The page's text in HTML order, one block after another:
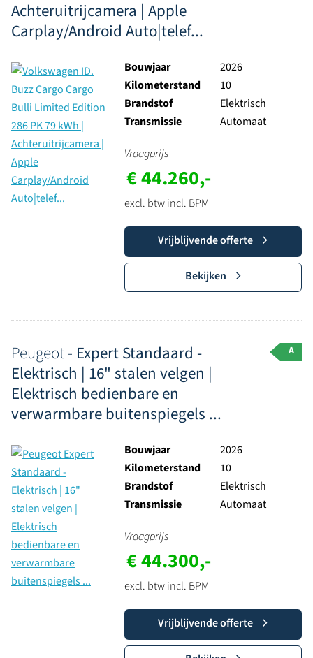
Achteruitrijcamera | Apple
Carplay/Android Auto|telef...
Bouwjaar
2026
Kilometerstand
10
Brandstof
Elektrisch
Transmissie
Automaat
Vraagprijs
€ 44.260,-
excl. btw incl. BPM
Vrijblijvende offerte
Bekijken
Peugeot - Expert Standaard -
Elektrisch | 16" stalen velgen |
Elektrisch bedienbare en
verwarmbare buitenspiegels ...
A
Bouwjaar
2026
Kilometerstand
10
Brandstof
Elektrisch
Transmissie
Automaat
Vraagprijs
€ 44.300,-
excl. btw incl. BPM
Vrijblijvende offerte